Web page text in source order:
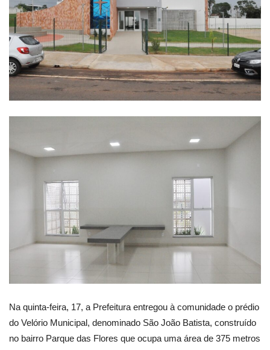
Na quinta-feira, 17, a Prefeitura entregou à comunidade o prédio
do Velório Municipal, denominado São João Batista, construído
no bairro Parque das Flores que ocupa uma área de 375 metros